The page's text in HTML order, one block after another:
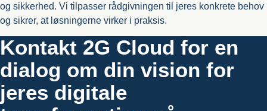
og sikkerhed. Vi tilpasser rådgivningen til jeres konkrete behov
og sikrer, at løsningerne virker i praksis.
Kontakt 2G Cloud for en
dialog om din vision for
jeres digitale